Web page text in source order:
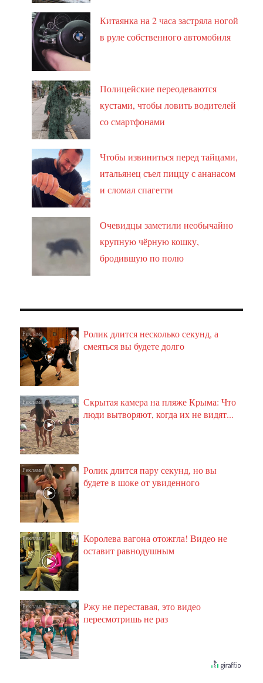
Китаянка на 2 часа застряла ногой
в руле собственного автомобиля
Полицейские переодеваются
кустами, чтобы ловить водителей
со смартфонами
Чтобы извиниться перед тайцами,
итальянец съел пиццу с ананасом
и сломал спагетти
Очевидцы заметили необычайно
крупную чёрную кошку,
бродившую по полю
i
Ролик длится несколько секунд, а
смеяться вы будете долго
i
Скрытая камера на пляже Крыма: Что
люди вытворяют, когда их не видят...
i
Ролик длится пару секунд, но вы
будете в шоке от увиденного
i
Королева вагона отожгла! Видео не
оставит равнодушным
i
Ржу не переставая, это видео
пересмотришь не раз